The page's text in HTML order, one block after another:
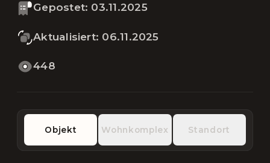
Gepostet: 03.11.2025
Aktualisiert: 06.11.2025
448
Objekt Wohnkomplex Standort